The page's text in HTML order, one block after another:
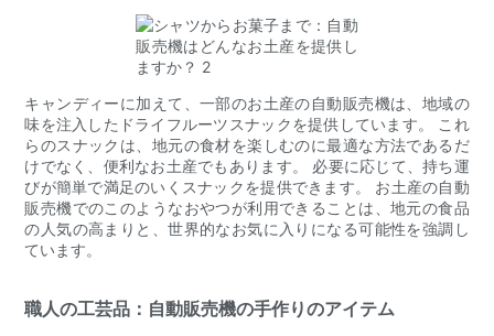
キャンディーに加えて、一部のお土産の自動販売機は、地域の
味を注入したドライフルーツスナックを提供しています。 これ
らのスナックは、地元の食材を楽しむのに最適な方法であるだ
けでなく、便利なお土産でもあります。 必要に応じて、持ち運
びが簡単で満足のいくスナックを提供できます。 お土産の自動
販売機でのこのようなおやつが利用できることは、地元の食品
の人気の高まりと、世界的なお気に入りになる可能性を強調し
ています。
職人の工芸品：自動販売機の手作りのアイテム